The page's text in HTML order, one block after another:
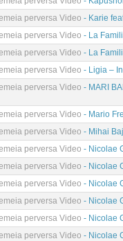
perversa Video - Karie
perversa Video - La
perversa Video - La
perversa Video - Ligia –
perversa Video - MARI
perversa Video - Mario
perversa Video - Mihai
perversa Video - Nicolae
perversa Video - Nicolae
perversa Video - Nicolae
perversa Video - Nicolae
perversa Video - Nicolae
perversa Video - Nicolae